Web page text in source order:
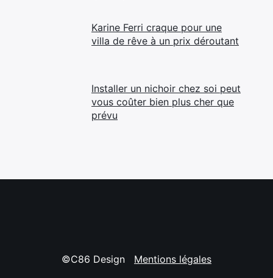
Karine Ferri craque pour une
villa de rêve à un prix déroutant
Installer un nichoir chez soi peut
vous coûter bien plus cher que
prévu
©C86 Design Mentions légales